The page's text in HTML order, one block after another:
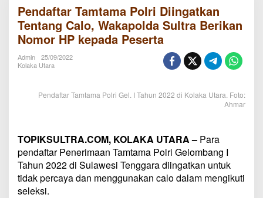
Polri
Diingatkan
Tentang
Calo,
Wakapolda
Sultra
Berikan
kepada
Pendaftar Tamtama Polri Diingatkan
Tentang Calo, Wakapolda Sultra Berikan
Nomor HP kepada Peserta
Admin
25/09/2022
Kolaka Utara
Pendaftar Tamtama Polri Gel. I Tahun 2022 di Kolaka Utara. Foto:
Ahmar
TOPIKSULTRA.COM, KOLAKA UTARA – Para
pendaftar Penerimaan Tamtama Polri Gelombang I
Tahun 2022 di Sulawesi Tenggara diingatkan untuk
tidak percaya dan menggunakan calo dalam mengikuti
seleksi.